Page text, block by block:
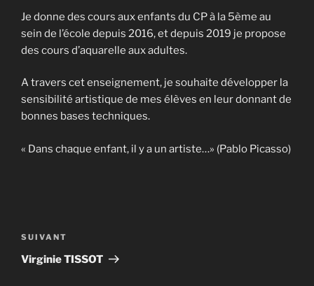
Je donne des cours aux enfants du CP à la 5ème au
sein de l’école depuis 2016, et depuis 2019 je propose
des cours d’aquarelle aux adultes.
A travers cet enseignement, je souhaite développer la
sensibilité artistique de mes élèves en leur donnant de
bonnes bases techniques.
« Dans chaque enfant, il y a un artiste…» (Pablo Picasso)
de
l’article
Article
suivant
SUIVANT
Virginie TISSOT